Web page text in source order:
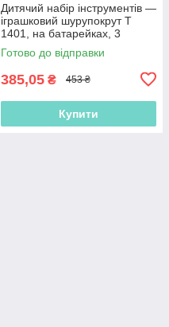
Дитячий набір інструментів —
іграшковий шурупокрут T
1401, на батарейках, 3
насадки
Готово до відправки
385,05 ₴ 453 ₴
Купити